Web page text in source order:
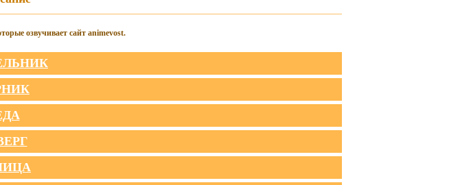
озвучивает сайт animevost.